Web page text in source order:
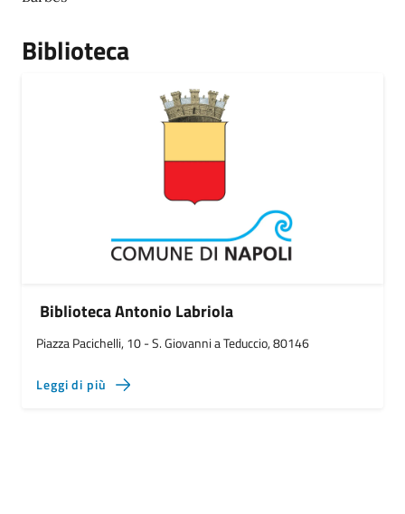
Biblioteca
Biblioteca Antonio Labriola
Piazza Pacichelli, 10 - S. Giovanni a Teduccio, 80146
Leggi di più